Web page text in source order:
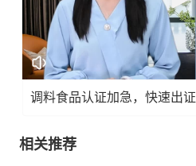
调料食品认证加急，快速出证
相关推荐